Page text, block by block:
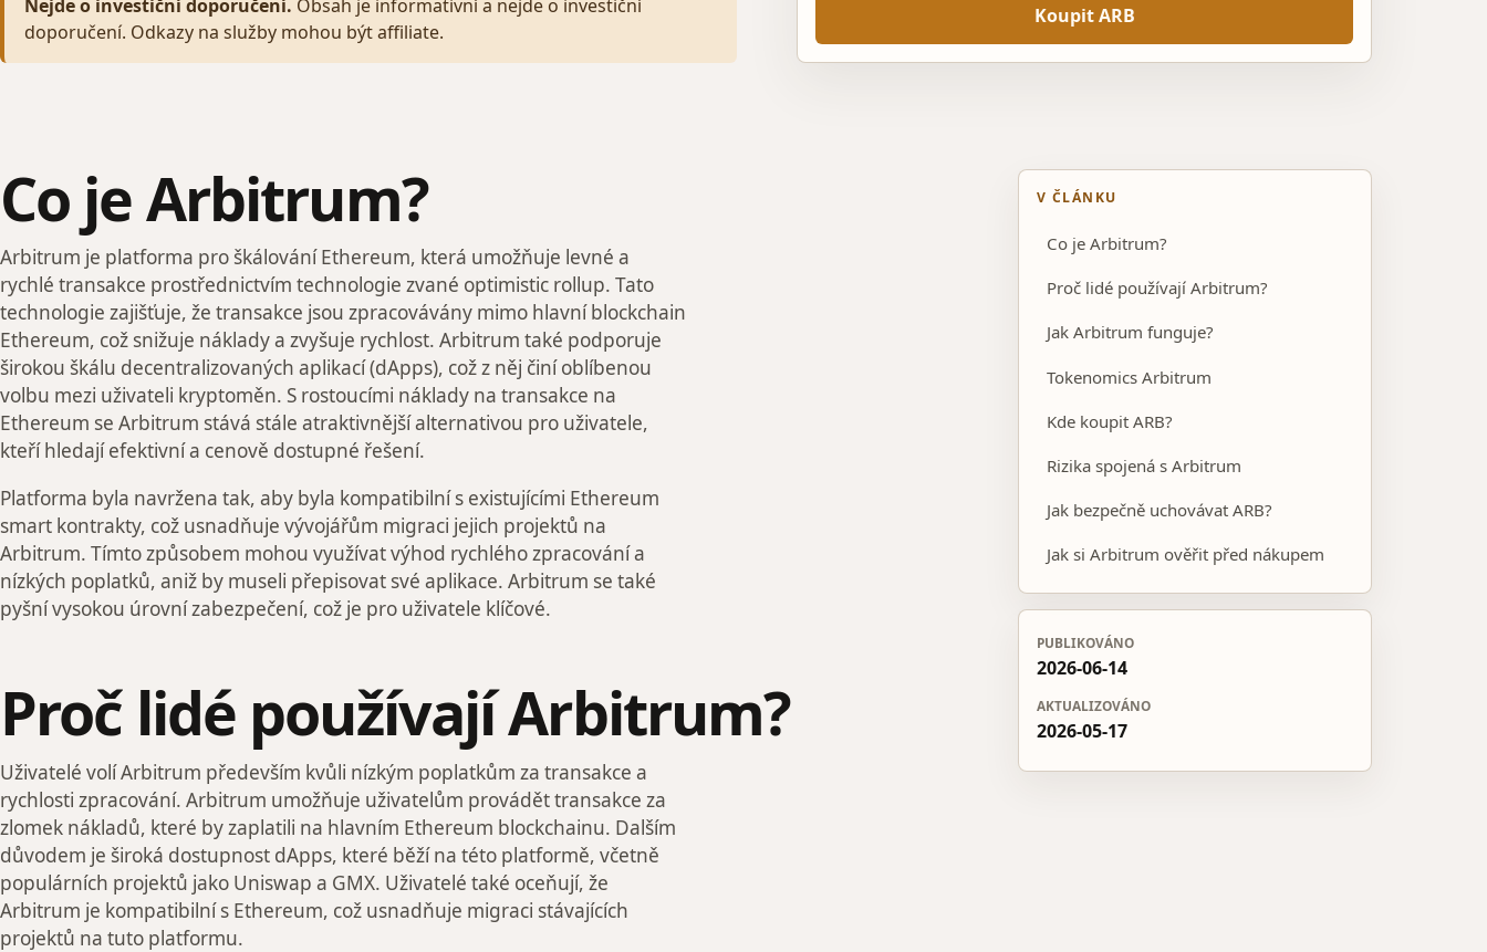
Nejde o investiční doporučení. Obsah je informativní a nejde o investiční
doporučení. Odkazy na služby mohou být affiliate.
Koupit ARB
Co je Arbitrum?
Arbitrum je platforma pro škálování Ethereum, která umožňuje levné a
rychlé transakce prostřednictvím technologie zvané optimistic rollup. Tato
technologie zajišťuje, že transakce jsou zpracovávány mimo hlavní blockchain
Ethereum, což snižuje náklady a zvyšuje rychlost. Arbitrum také podporuje
širokou škálu decentralizovaných aplikací (dApps), což z něj činí oblíbenou
volbu mezi uživateli kryptoměn. S rostoucími náklady na transakce na
Ethereum se Arbitrum stává stále atraktivnější alternativou pro uživatele,
kteří hledají efektivní a cenově dostupné řešení.
Platforma byla navržena tak, aby byla kompatibilní s existujícími Ethereum
smart kontrakty, což usnadňuje vývojářům migraci jejich projektů na
Arbitrum. Tímto způsobem mohou využívat výhod rychlého zpracování a
nízkých poplatků, aniž by museli přepisovat své aplikace. Arbitrum se také
pyšní vysokou úrovní zabezpečení, což je pro uživatele klíčové.
Proč lidé používají Arbitrum?
Uživatelé volí Arbitrum především kvůli nízkým poplatkům za transakce a
rychlosti zpracování. Arbitrum umožňuje uživatelům provádět transakce za
zlomek nákladů, které by zaplatili na hlavním Ethereum blockchainu. Dalším
důvodem je široká dostupnost dApps, které běží na této platformě, včetně
populárních projektů jako Uniswap a GMX. Uživatelé také oceňují, že
Arbitrum je kompatibilní s Ethereum, což usnadňuje migraci stávajících
projektů na tuto platformu.
V ČLÁNKU
Co je Arbitrum?
Proč lidé používají Arbitrum?
Jak Arbitrum funguje?
Tokenomics Arbitrum
Kde koupit ARB?
Rizika spojená s Arbitrum
Jak bezpečně uchovávat ARB?
Jak si Arbitrum ověřit před nákupem
PUBLIKOVÁNO
2026-06-14
AKTUALIZOVÁNO
2026-05-17